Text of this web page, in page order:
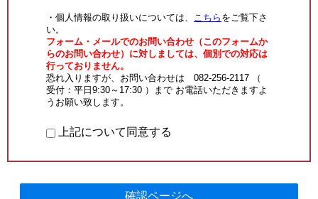
・個人情報の取り扱いについては、 こちら をご覧下さ
い。
フォーム・メールでのお問い合わせ（このフォームか
らのお問い合わせ）に対しましては、個別での対応は
行っておりません。
恐れ入りますが、お問い合わせは 082-256-2117 （
受付：平日9:30～17:30 ）まで お電話いただきますよ
うお願い致します。
上記について同意する
確認ページへ